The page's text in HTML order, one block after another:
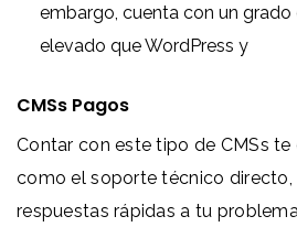
embargo, cuenta con un
elevado que WordPress y
CMSs Pagos
Contar con este tipo de CMSs
como el soporte técnico directo,
respuestas rápidas a tu